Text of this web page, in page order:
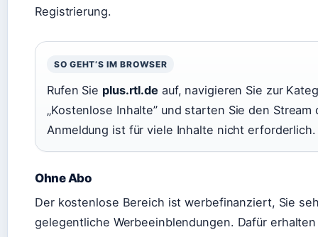
Registrierung.
SO GEHT’S IM BROWSER
Rufen Sie plus.rtl.deauf, navigieren Sie zur
„Kostenlose Inhalte” und starten Sie den Stream
Anmeldung ist für viele Inhalte nicht erforderlich.
Ohne Abo
Der kostenlose Bereich ist werbefinanziert, Sie
gelegentliche Werbeeinblendungen. Dafür erhalten